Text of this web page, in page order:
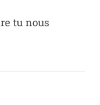
tu nous